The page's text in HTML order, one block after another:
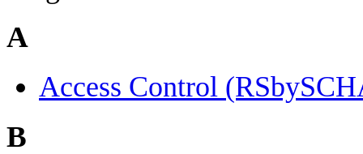
A
Access Control
B